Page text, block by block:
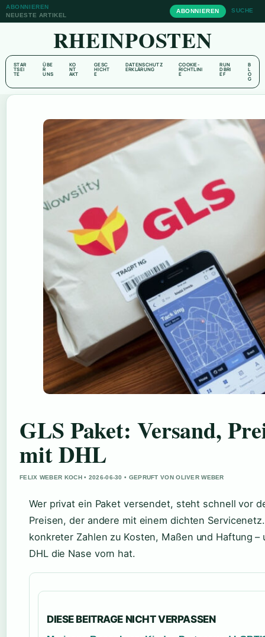
ABONNIEREN
NEUESTE ARTIKEL
ABONNIEREN SUCHE
RHEINPOSTEN
STAR
TSEI
TE
ÜBE
R
UNS
KO
NT
AKT
GESC
HICHT
E
DATENSCHUTZ
ERKLÄRUNG
COOKIE-
RICHTLINI
E
RUN
DBRI
EF
B
L
O
G
GLS Paket: Versand,
mit DHL
FELIX WEBER KOCH • 2026-06-30 • GEPRUFT VON OLIVER WEBER
Wer privat ein Paket versendet, steht schnell vor
Preisen, der andere mit einem dichten
konkreter Zahlen zu Kosten, Maßen und Haftung
DHL die Nase vorn hat.
DIESE BEITRAGE NICHT VERPASSEN